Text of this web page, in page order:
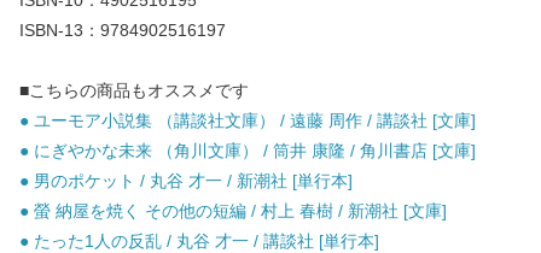
ISBN-13：9784902516197
■こちらの商品もオススメです
● ユーモア小説集 （講談社文庫） / 遠藤 周作 / 講談社 [文庫]
● にぎやかな未来 （角川文庫） / 筒井 康隆 / 角川書店 [文庫]
● 男のポケット / 丸谷 才一 / 新潮社 [単行本]
● 螢 納屋を焼く その他の短編 / 村上 春樹 / 新潮社 [文庫]
● たった1人の反乱 / 丸谷 才一 / 講談社 [単行本]